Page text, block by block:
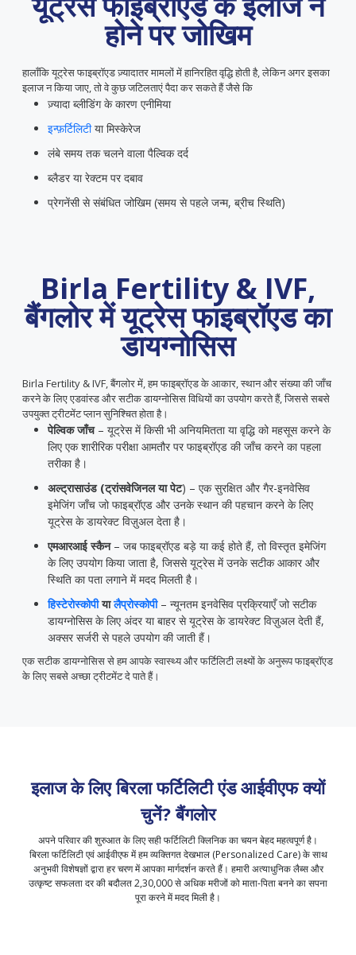
होने पर जोखिम
हालाँकि यूट्रेस फाइब्रॉएड ज़्यादातर मामलों में हानिरहित वृद्धि होती है, लेकिन अगर इसका
इलाज न किया जाए, तो वे कुछ जटिलताएं पैदा कर सकते हैं जैसे कि
ज़्यादा ब्लीडिंग के कारण एनीमिया
इन्फ़र्टिलिटीया मिस्केरेज
लंबे समय तक चलने वाला पैल्विक दर्द
ब्लैडर या रेक्टम पर दबाव
प्रेगनेंसी से संबंधित जोखिम (समय से पहले जन्म, ब्रीच स्थिति)
Birla Fertility & IVF,
बैंगलोर में यूट्रेस फाइब्रॉएड का
डायग्नोसिस
Birla Fertility & IVF, बैंगलोर में, हम फाइब्रॉएड के आकार, स्थान और संख्या की जाँच
करने के लिए एडवांस्ड और सटीक डायग्नोसिस विधियों का उपयोग करते हैं, जिससे सबसे
उपयुक्त ट्रीटमेंट प्लान सुनिश्चित होता है।
पेल्विक जाँच– यूट्रेस में किसी भी अनियमितता या वृद्धि को महसूस करने के
लिए एक शारीरिक परीक्षा आमतौर पर फाइब्रॉएड की जाँच करने का पहला
तरीका है।
अल्ट्रासाउंड (ट्रांसवेजिनल या पेट) – एक सुरक्षित और गैर-इनवेसिव
इमेजिंग जाँच जो फाइब्रॉएड और उनके स्थान की पहचान करने के लिए
यूट्रेस के डायरेक्ट विज़ुअल देता है।
एमआरआई स्कैन– जब फाइब्रॉएड बड़े या कई होते हैं, तो विस्तृत इमेजिंग
के लिए उपयोग किया जाता है, जिससे यूट्रेस में उनके सटीक आकार और
स्थिति का पता लगाने में मदद मिलती है।
हिस्टेरोस्कोपीयालैप्रोस्कोपी– न्यूनतम इनवेसिव प्रक्रियाएँ जो सटीक
डायग्नोसिस के लिए अंदर या बाहर से यूट्रेस के डायरेक्ट विज़ुअल देती हैं,
अक्सर सर्जरी से पहले उपयोग की जाती हैं।
एक सटीक डायग्नोसिस से हम आपके स्वास्थ्य और फर्टिलिटी लक्ष्यों के अनुरूप फाइब्रॉएड
के लिए सबसे अच्छा ट्रीटमेंट दे पाते हैं।
इलाज के लिए बिरला फर्टिलिटी एंड आईवीएफ क्यों
चुनें? बैंगलोर
अपने परिवार की शुरुआत के लिए सही फर्टिलिटी क्लिनिक का चयन बेहद महत्वपूर्ण है।
बिरला फर्टिलिटी एवं आईवीएफ में हम व्यक्तिगत देखभाल (Personalized Care) के साथ
अनुभवी विशेषज्ञों द्वारा हर चरण में आपका मार्गदर्शन करते हैं। हमारी अत्याधुनिक लैब्स और
उत्कृष्ट सफलता दर की बदौलत 2,30,000 से अधिक मरीजों को माता-पिता बनने का सपना
पूरा करने में मदद मिली है।